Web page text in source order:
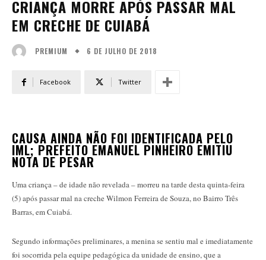
CRIANÇA MORRE APÓS PASSAR MAL
EM CRECHE DE CUIABÁ
PREMIUM 6 DE JULHO DE 2018
Facebook Twitter
CAUSA AINDA NÃO FOI IDENTIFICADA PELO
IML; PREFEITO EMANUEL PINHEIRO EMITIU
NOTA DE PESAR
Uma criança – de idade não revelada – morreu na tarde desta quinta-feira
(5) após passar mal na creche Wilmon Ferreira de Souza, no Bairro Três
Barras, em Cuiabá.
Segundo informações preliminares, a menina se sentiu mal e imediatamente
foi socorrida pela equipe pedagógica da unidade de ensino, que a